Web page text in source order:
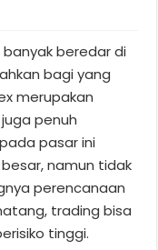
banyak beredar di
bagi yang
merupakan
penuh
pasar ini
namun tidak
perencanaan
trading bisa
tinggi.